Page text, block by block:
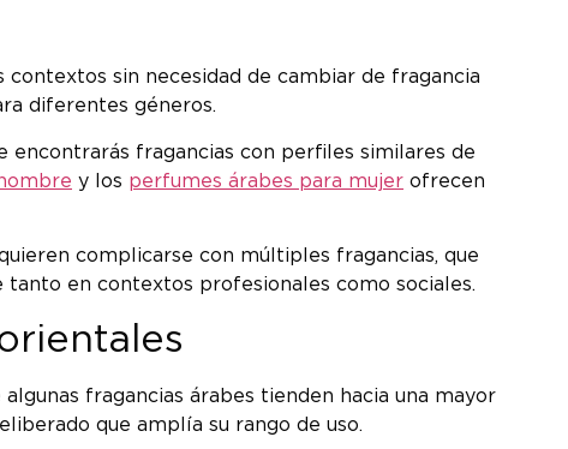
sin necesidad de cambiar de fragancia
diferentes géneros.
encontrarás fragancias con perfiles similares de
y los perfumes árabes para mujer ofrecen
complicarse con múltiples fragancias, que
tanto en contextos profesionales como sociales.
fragancias árabes tienden hacia una mayor
que amplía su rango de uso.